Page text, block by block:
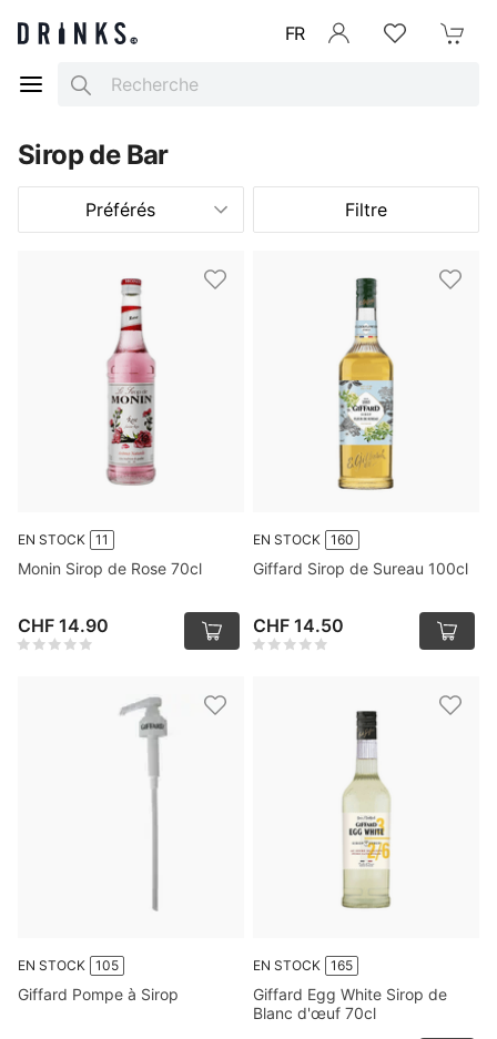
FR
Search
Sirop de Bar
Préférés Filtre
EN STOCK 11
Monin Sirop de Rose 70cl
CHF 14.90
EN STOCK 160
Giffard Sirop de Sureau 100cl
CHF 14.50
EN STOCK 105
Giffard Pompe à Sirop
EN STOCK 165
Giffard Egg White Sirop de
Blanc d'œuf 70cl